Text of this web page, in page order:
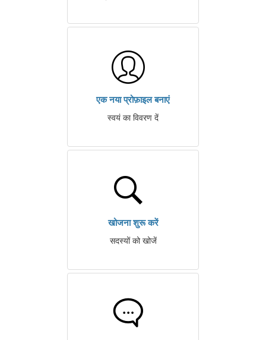
एक नया प्रोफ़ाइल बनाएं
स्वयं का विवरण दें
खोजना शुरू करें
सदस्यों को खोजें